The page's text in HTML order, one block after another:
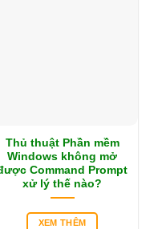
Thủ thuật Phần mềm
Windows không mở
Command Prompt
xử lý thế nào?
XEM THÊM